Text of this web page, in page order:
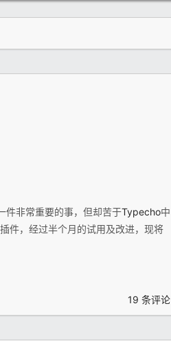
件非常重要的事，但却苦于Typecho中
件，经过半个月的试用及改进，现将
19 条评论